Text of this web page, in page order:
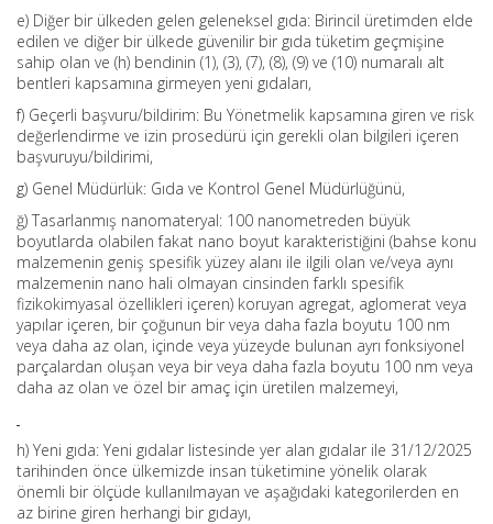
e) Diğer bir ülkeden gelen geleneksel gıda: Birincil üretimden elde
edilen ve diğer bir ülkede güvenilir bir gıda tüketim geçmişine
sahip olan ve (h) bendinin (1), (3), (7), (8), (9) ve (10) numaralı alt
bentleri kapsamına girmeyen yeni gıdaları,
f) Geçerli başvuru/bildirim: Bu Yönetmelik kapsamına giren ve risk
değerlendirme ve izin prosedürü için gerekli olan bilgileri içeren
başvuruyu/bildirimi,
g) Genel Müdürlük: Gıda ve Kontrol Genel Müdürlüğünü,
ğ) Tasarlanmış nanomateryal: 100 nanometreden büyük
boyutlarda olabilen fakat nano boyut karakteristiğini (bahse konu
malzemenin geniş spesifik yüzey alanı ile ilgili olan ve/veya aynı
malzemenin nano hali olmayan cinsinden farklı spesifik
fizikokimyasal özellikleri içeren) koruyan agregat, aglomerat veya
yapılar içeren, bir çoğunun bir veya daha fazla boyutu 100 nm
veya daha az olan, içinde veya yüzeyde bulunan ayrı fonksiyonel
parçalardan oluşan veya bir veya daha fazla boyutu 100 nm veya
daha az olan ve özel bir amaç için üretilen malzemeyi,
h) Yeni gıda: Yeni gıdalar listesinde yer alan gıdalar ile 31/12/2025
tarihinden önce ülkemizde insan tüketimine yönelik olarak
önemli bir ölçüde kullanılmayan ve aşağıdaki kategorilerden en
az birine giren herhangi bir gıdayı,